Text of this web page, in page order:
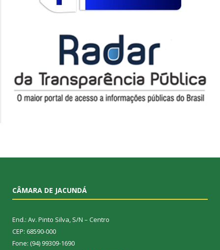
CÂMARA DE JACUNDÁ
End.: Av. Pinto Silva, S/N – Centro
CEP: 68590-000
Fone: (94) 99309-1690